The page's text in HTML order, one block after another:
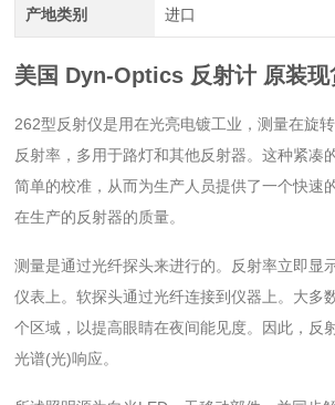
产地类别 进口
美国 Dyn-Optics 反射计 原装现
262型反射仪是用在光亮电镀工业，测量在旋
反射率，多用于路灯和其他反射器。这种紧凑
简单的校准，从而为生产人员提供了一个快速
在生产的反射器的质量。
测量是通过光纤探头来进行的。反射率立即显
仪表上。软探头通过光纤连接到仪器上。大多
个区域，以提高眼睛在夜间能见度。因此，反
光谱(光)响应。